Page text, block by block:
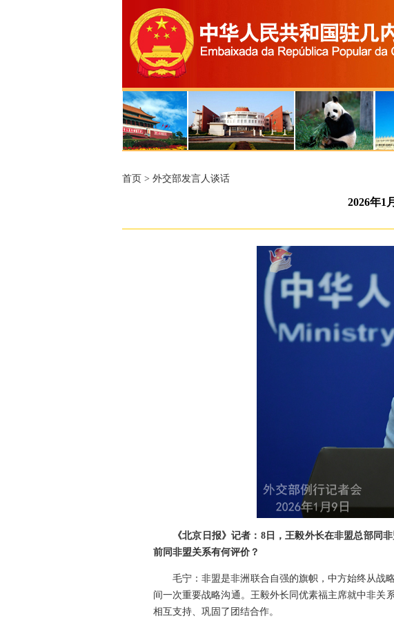
首页 > 外交部发言人谈话
2026年1
《北京日报》记者：8日，王毅外长在非盟总部
前同非盟关系有何评价？
毛宁：非盟是非洲联合自强的旗帜，中方始终从战
间一次重要战略沟通。王毅外长同优素福主席就中非关
相互支持、巩固了团结合作。